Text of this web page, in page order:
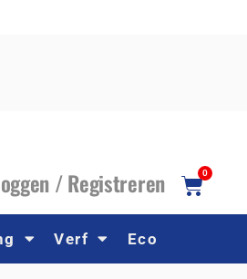
/Registreren 0
Verf Eco